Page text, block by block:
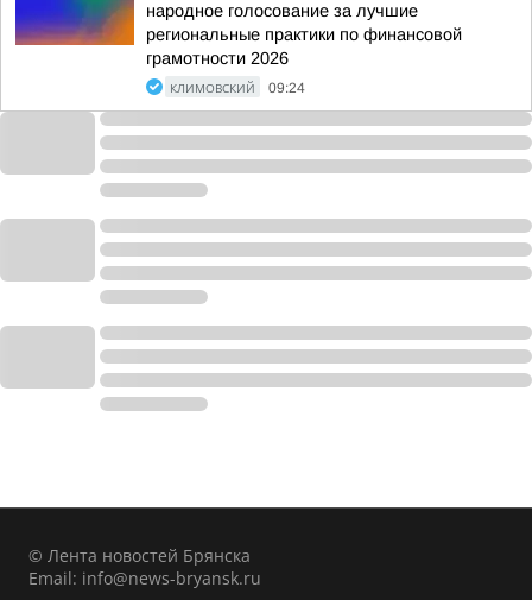
народное голосование за лучшие
региональные практики по финансовой
грамотности 2026
КЛИМОВСКИЙ 09:24
© Лента новостей Брянска
Email: info@news-bryansk.ru